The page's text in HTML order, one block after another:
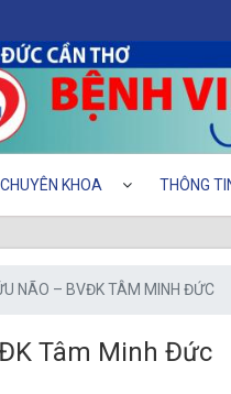
CHUYÊN KHOA THÔNG
NÃO – BVĐK TÂM MINH ĐỨC
Tâm Minh Đức